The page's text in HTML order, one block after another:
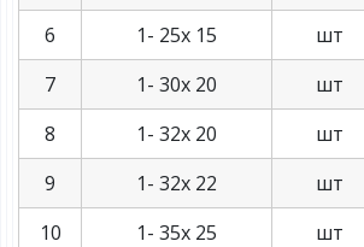
6
1- 25х 15
шт
7
1- 30х 20
шт
8
1- 32х 20
шт
9
1- 32х 22
шт
10
1- 35х 25
шт